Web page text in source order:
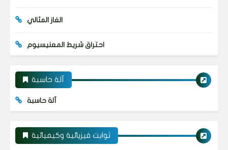
الغاز المثالي
احتراق شريط المعنيسيوم
آلة حاسبة
آلة حاسبة
ثوابت فيزيائية وكيميائية